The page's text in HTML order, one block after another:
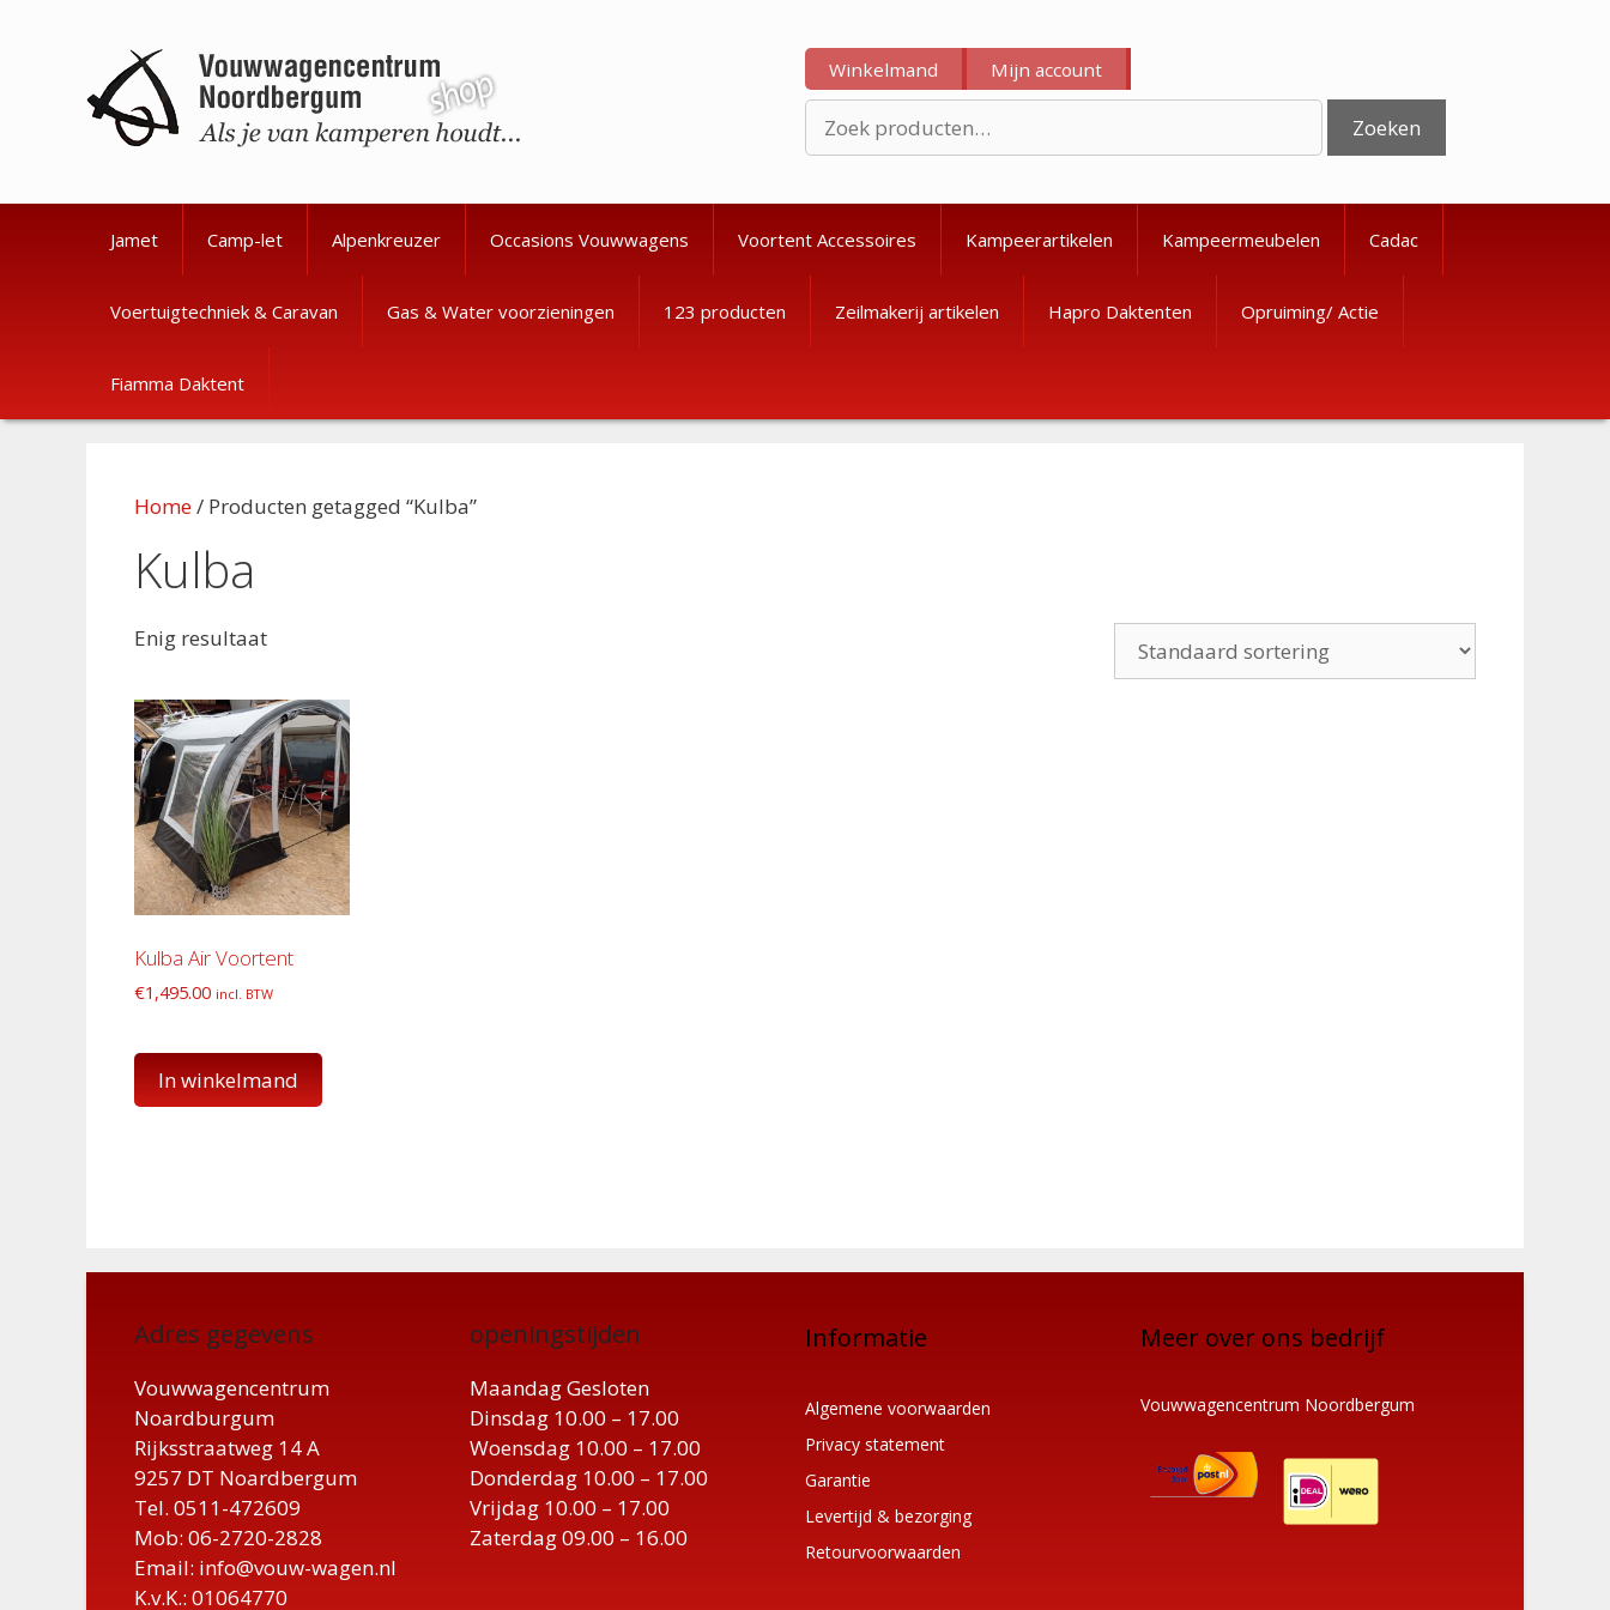
Winkelmand Mijn account
naar:
Zoeken
Jamet Camp-let Alpenkreuzer Occasions Vouwwagens Voortent Accessoires Kampeerartikelen Kampeermeubelen Cadac
Voertuigtechniek & Caravan Gas & Water voorzieningen 123 producten Zeilmakerij artikelen Hapro Daktenten Opruiming/ Actie
Fiamma Daktent
Home/ Producten getagged “Kulba”
Kulba
Enig resultaat
Kulba Air Voortent
€1,495.00 incl. BTW
In winkelmand
Adres gegevens
Vouwwagencentrum
Noardburgum
Rijksstraatweg 14 A
9257 DT Noardbergum
Tel. 0511-472609
Mob: 06-2720-2828
Email: info@vouw-wagen.nl
K.v.K.: 01064770
openingstijden
Maandag Gesloten
Dinsdag 10.00 – 17.00
Woensdag 10.00 – 17.00
Donderdag 10.00 – 17.00
Vrijdag 10.00 – 17.00
Zaterdag 09.00 – 16.00
Informatie
Algemene voorwaarden
Privacy statement
Garantie
Levertijd & bezorging
Retourvoorwaarden
Meer over ons bedrijf
Vouwwagencentrum Noordbergum